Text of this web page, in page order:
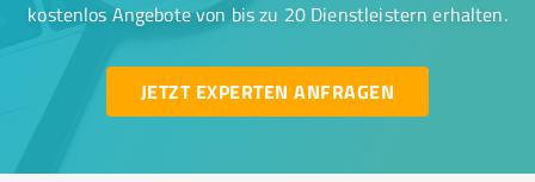
kostenlos Angebote von bis zu 20 Dienstleistern erhalten.
JETZT EXPERTEN ANFRAGEN